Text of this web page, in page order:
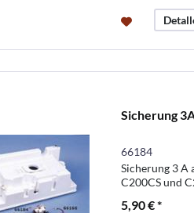
Sicherung
66184
Sicherung 3 A
C200CS und
5,90 € *